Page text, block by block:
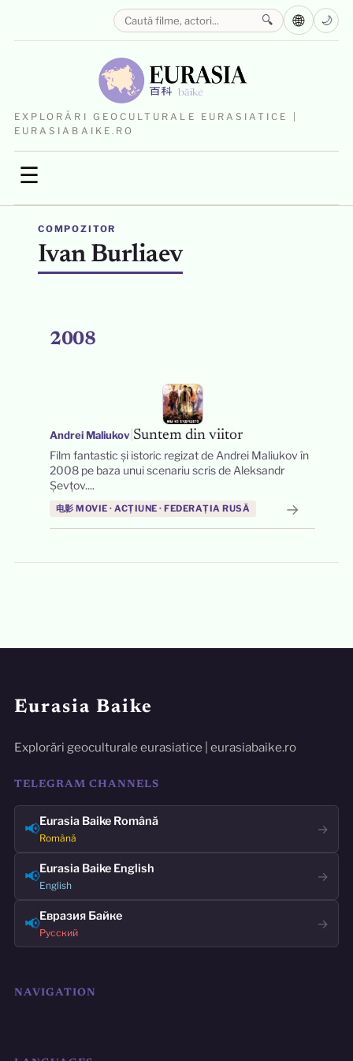
EXPLORĂRI GEOCULTURALE EURASIATICE |
EURASIABAIKE.RO
☰
🔍 🌐 🌙
COMPOZITOR
Ivan Burliaev
2008
Andrei Maliukov| Suntem din viitor
Film fantastic și istoric regizat de Andrei Maliukov în
2008 pe baza unui scenariu scris de Aleksandr
Șevțov....
电影 MOVIE · ACȚIUNE · FEDERAȚIA RUSĂ →
Eurasia Baike
Explorări geoculturale eurasiatice | eurasiabaike.ro
TELEGRAM CHANNELS
📢Eurasia Baike Română
Română
→
📢Eurasia Baike English
English
→
📢Евразия Байке
Русский
→
NAVIGATION